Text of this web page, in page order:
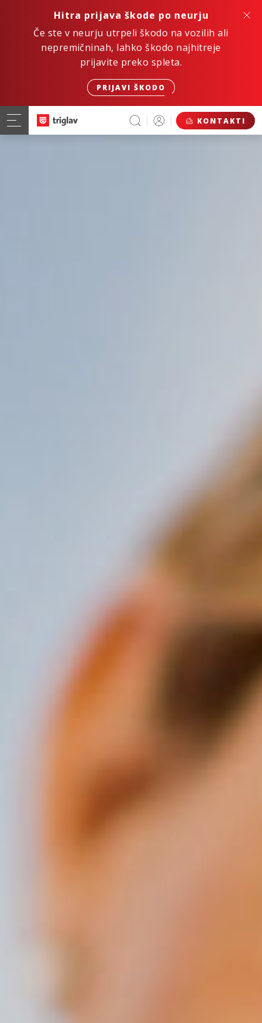
Hitra prijava škode po neurju
Če ste v neurju utrpeli škodo na vozilih ali
nepremičninah, lahko škodo najhitreje
prijavite preko spleta.
PRIJAVI ŠKODO
KONTAKTI